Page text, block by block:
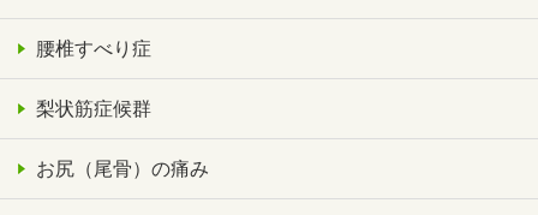
腰椎すべり症
梨状筋症候群
お尻（尾骨）の痛み